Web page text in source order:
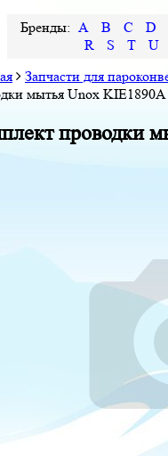
A B C D
R
S T U
Запчасти для
мытья Unox KIE1890A
проводки